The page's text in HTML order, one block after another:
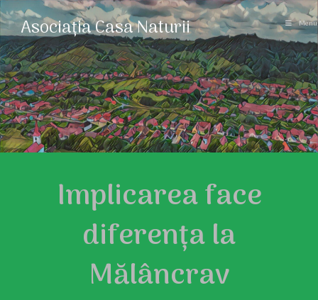
Asociația Casa Naturii Menu
Implicarea face
diferența la
Mălâncrav